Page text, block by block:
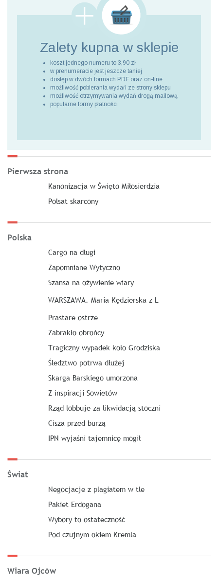
Zalety kupna w sklepie
koszt jednego numeru to 3,90 zł
w prenumeracie jest jeszcze taniej
dostęp w dwóch formach PDF oraz on-line
możliwość pobierania wydań ze strony sklepu
możliwość otrzymywania wydań drogą mailową
popularne formy płatności
Pierwsza strona
Kanonizacja w Święto Miłosierdzia
Polsat skarcony
Polska
Cargo na długi
Zapomniane Wytyczno
Szansa na ożywienie wiary
WARSZAWA. Maria Kędzierska z L
Prastare ostrze
Zabrakło obrońcy
Tragiczny wypadek koło Grodziska
Śledztwo potrwa dłużej
Skarga Barskiego umorzona
Z inspiracji Sowietów
Rząd lobbuje za likwidacją stoczni
Cisza przed burzą
IPN wyjaśni tajemnicę mogił
Świat
Negocjacje z plagiatem w tle
Pakiet Erdogana
Wybory to ostateczność
Pod czujnym okiem Kremla
Wiara Ojców